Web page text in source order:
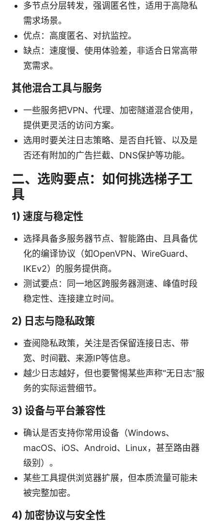
多节点分层转发，强调匿名性，适用于高隐私
需求场景。
优点：高度匿名、对抗监控。
缺点：速度慢、使用体验差，非适合日常高带
宽需求。
其他混合工具与服务
一些服务把VPN、代理、加密隧道混合使用，
提供更灵活的访问方案。
选用时要关注日志策略、是否自托管、以及是
否还有附加的广告拦截、DNS保护等功能。
二、选购要点：如何挑选梯子工
具
1) 速度与稳定性
选择具备多服务器节点、智能路由、且具备优
化的编译协议（如OpenVPN、WireGuard、
IKEv2）的服务提供商。
测试要点：同一地区跨服务器测速、峰值时段
稳定性、连接建立时间。
2) 日志与隐私政策
查阅隐私政策，关注是否保留连接日志、带
宽、时间戳、来源IP等信息。
越少日志越好，但也要警惕某些声称“无日志”服
务的实际运营细节。
3) 设备与平台兼容性
确认是否支持你常用设备（Windows、
macOS、iOS、Android、Linux，甚至路由器
级别）。
某些工具提供浏览器扩展，但本质流量可能未
被完整加密。
4) 加密协议与安全性